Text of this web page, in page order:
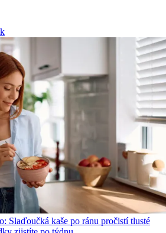
Slaďoučká kaše po ránu pročistí tlusté